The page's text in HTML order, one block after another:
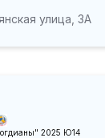
улица, 3А
2025 Ю14